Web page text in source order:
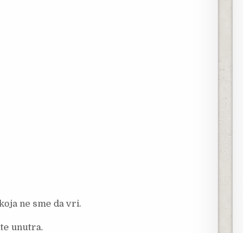
ne sme da vri.
unutra.